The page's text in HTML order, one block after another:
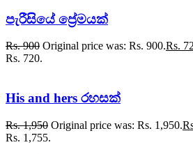
පැරීසියේ ප්‍රේමයක්
Rs.900 Original price was: Rs. 900.Rs.
Rs. 720.
His and hers රහසක්
Rs.1,950 Original price was: Rs. 1,950.
Rs. 1,755.